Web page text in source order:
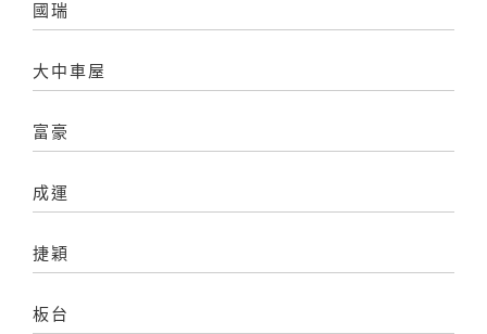
國瑞
大中車屋
富豪
成運
捷穎
板台